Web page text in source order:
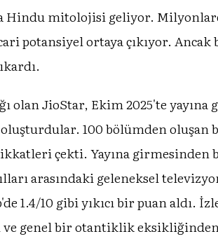
Hindu mitolojisi geliyor.
potansiyel ortaya çıkıyor.
olan JioStar, Ekim 2025'te yayına
100 bölümden oluşan
çekti. Yayına girmesinden
arasındaki geleneksel
1.4/10 gibi yıkıcı bir puan aldı.
genel bir otantiklik